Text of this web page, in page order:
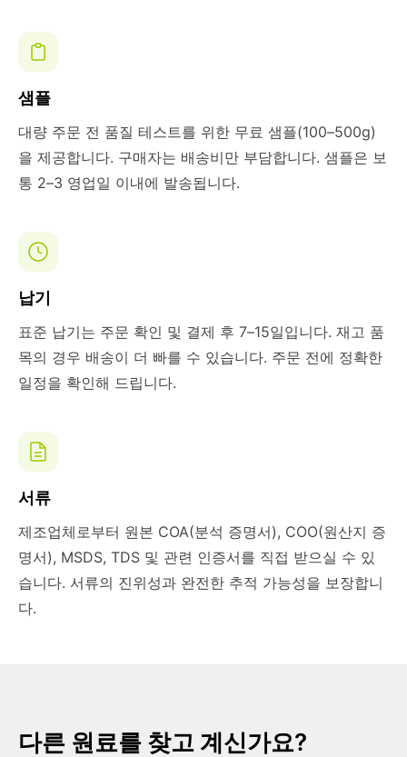
샘플
대량 주문 전 품질 테스트를 위한 무료 샘플(100–500g)
을 제공합니다. 구매자는 배송비만 부담합니다. 샘플은 보
통 2–3 영업일 이내에 발송됩니다.
납기
표준 납기는 주문 확인 및 결제 후 7–15일입니다. 재고 품
목의 경우 배송이 더 빠를 수 있습니다. 주문 전에 정확한
일정을 확인해 드립니다.
서류
제조업체로부터 원본 COA(분석 증명서), COO(원산지 증
명서), MSDS, TDS 및 관련 인증서를 직접 받으실 수 있
습니다. 서류의 진위성과 완전한 추적 가능성을 보장합니
다.
다른 원료를 찾고 계신가요?